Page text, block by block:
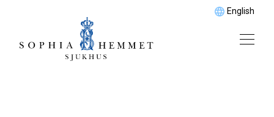
English